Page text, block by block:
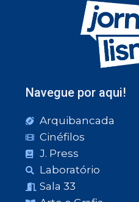
Navegue por aqui!
Arquibancada
Cinéfilos
J. Press
Laboratório
Sala 33